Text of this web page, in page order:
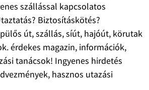
szállással kapcsolatos
Biztosításkötés?
út, szállás, síút, hajóút, körutak
érdekes magazin, információk,
tanácsok! Ingyenes hirdetés
hasznos utazási